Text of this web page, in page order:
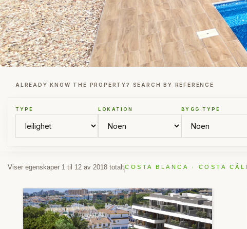
ALREADY KNOW THE PROPERTY? SEARCH BY REFERENCE
TYPE LOKATION BYGG TYPE
Viser egenskaper 1 til 12 av 2018 totaltCOSTA BLANCA · COSTA